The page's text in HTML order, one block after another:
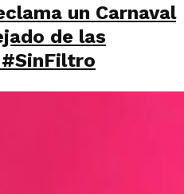
un Carnaval
de las